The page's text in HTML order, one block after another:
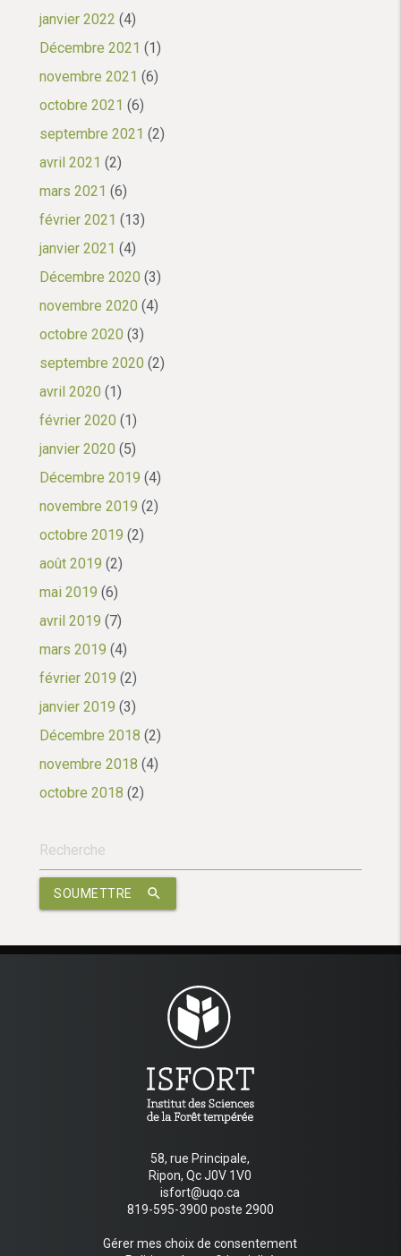
janvier 2022 (4)
Décembre 2021 (1)
novembre 2021 (6)
octobre 2021 (6)
septembre 2021 (2)
avril 2021 (2)
mars 2021 (6)
février 2021 (13)
janvier 2021 (4)
Décembre 2020 (3)
novembre 2020 (4)
octobre 2020 (3)
septembre 2020 (2)
avril 2020 (1)
février 2020 (1)
janvier 2020 (5)
Décembre 2019 (4)
novembre 2019 (2)
octobre 2019 (2)
août 2019 (2)
mai 2019 (6)
avril 2019 (7)
mars 2019 (4)
février 2019 (2)
janvier 2019 (3)
Décembre 2018 (2)
novembre 2018 (4)
octobre 2018 (2)
search
SOUMETTRE
58, rue Principale,
Ripon, Qc J0V 1V0
isfort@uqo.ca
819-595-3900 poste 2900
Gérer mes choix de consentement